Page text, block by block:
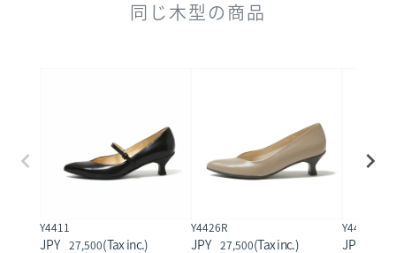
同じ木型の商品
Y4411
27,500
Y4426R
27,500
Y4442